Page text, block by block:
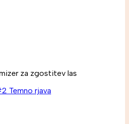
za zgostitev las
Temno rjava